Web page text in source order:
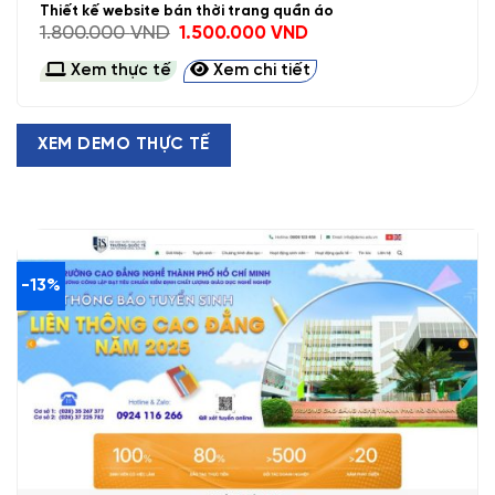
Thiết kế website bán thời trang quần áo
1.800.000VND Giá
là:
1.800.000 VND.
1.500.000VNDGiá
tại
là:
Xem thực tế Xem chi tiết
XEM DEMO THỰC TẾ
-13%